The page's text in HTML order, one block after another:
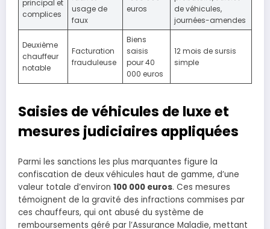
principal et
complices
usage de
faux
euros
de véhicules,
journées-amendes
Deuxième
chauffeur
notable
Facturation
frauduleuse
Biens
saisis
pour 40
000 euros
12 mois de sursis
simple
Saisies de véhicules de luxe et
mesures judiciaires appliquées
Parmi les sanctions les plus marquantes figure la
confiscation de deux véhicules haut de gamme, d’une
valeur totale d’environ 100 000 euros. Ces mesures
témoignent de la gravité des infractions commises par
ces chauffeurs, qui ont abusé du système de
remboursements géré par l’Assurance Maladie, mettant